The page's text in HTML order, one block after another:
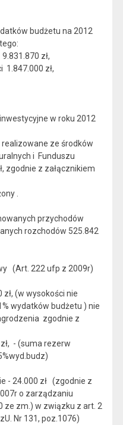
budżetu na 2012
zł,
1.847.000 zł,
w roku 2012
ze środków
i Funduszu
zgodnie z załącznikiem
.
przychodów
rozchodów 525.842
(Art. 222 ufp z 2009r)
(w wysokości nie
wydatków budżetu ) nie
zgodnie z
- (suma rezerw
- 24.000 zł (zgodnie z
o zarządzaniu
ze zm.) w związku z art. 2
Nr 131, poz.1076)